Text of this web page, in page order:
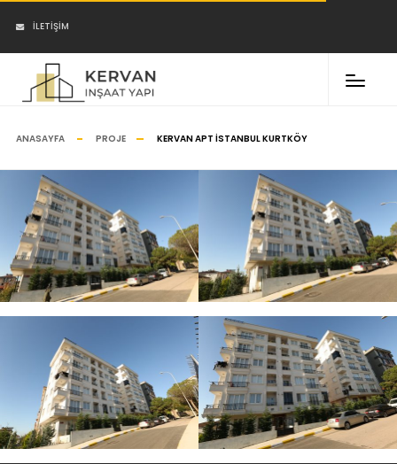
İLETIŞIM
ANASAYFA PROJE KERVAN APT İSTANBUL KURTKÖY